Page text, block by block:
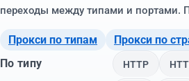
переходы между типами и портами.
Прокси по типам Прокси по
По типу
HTTP